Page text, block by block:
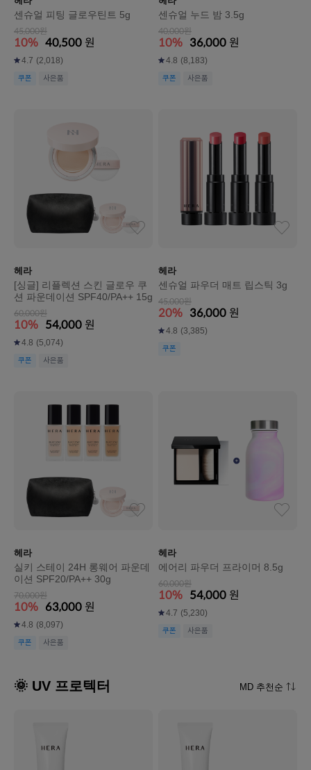
센슈얼 피팅 글로우틴트 5g
45,000원
10% 40,500 원
4.7 (2,018)
쿠폰 사은품
센슈얼 누드 밤 3.5g
40,000원
10% 36,000 원
4.8 (8,183)
쿠폰 사은품
헤라
[싱글] 리플렉션 스킨 글로우 쿠
션 파운데이션 SPF40/PA++ 15g
60,000원
10% 54,000 원
4.8 (5,074)
쿠폰 사은품
헤라
센슈얼 파우더 매트 립스틱 3g
45,000원
20% 36,000 원
4.8 (3,385)
쿠폰
헤라
실키 스테이 24H 롱웨어 파운데
이션 SPF20/PA++ 30g
70,000원
10% 63,000 원
4.8 (8,097)
쿠폰 사은품
헤라
에어리 파우더 프라이머 8.5g
60,000원
10% 54,000 원
4.7 (5,230)
쿠폰 사은품
🌞 UV 프로텍터 MD 추천순